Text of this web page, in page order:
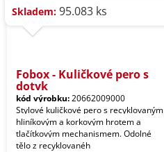
Skladem: 95.083 ks
Fobox - Kuličkové pero s
dotyk
kód výrobku:20662009000
Stylové kuličkové pero s recyklovaným
hliníkovým a korkovým hrotem a
tlačítkovým mechanismem. Odolné
tělo z recyklovanéh